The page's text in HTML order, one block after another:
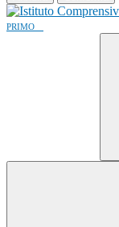
PRIMO